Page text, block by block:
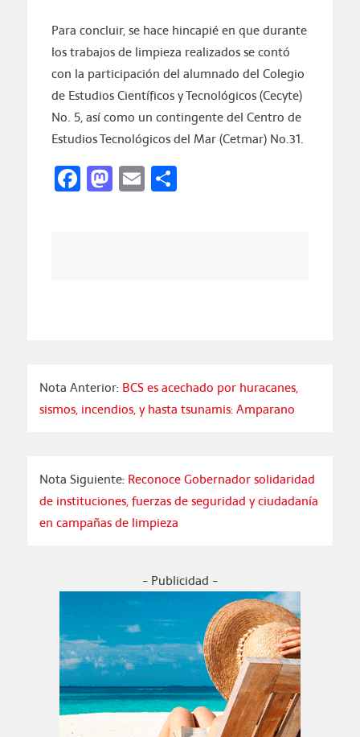
Para concluir, se hace hincapié en que durante
los trabajos de limpieza realizados se contó
con la participación del alumnado del Colegio
de Estudios Científicos y Tecnológicos (Cecyte)
No. 5, así como un contingente del Centro de
Estudios Tecnológicos del Mar (Cetmar) No.31.
Facebook
Mastodon
EmailCompartir
Nota Anterior:BCS es acechado por huracanes,
sismos, incendios, y hasta tsunamis: Amparano
Nota Siguiente: Reconoce Gobernador solidaridad
de instituciones, fuerzas de seguridad y ciudadanía
en campañas de limpieza
- Publicidad -